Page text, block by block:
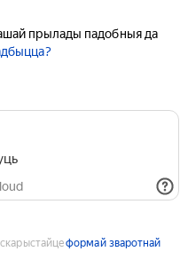
прылады падобныя да
формай зваротнай